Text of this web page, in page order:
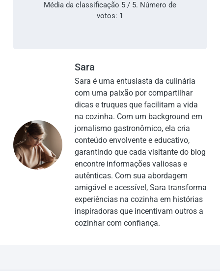
Média da classificação 5 / 5. Número de
votos: 1
Sara
Sara é uma entusiasta da culinária
com uma paixão por compartilhar
dicas e truques que facilitam a vida
na cozinha. Com um background em
jornalismo gastronômico, ela cria
conteúdo envolvente e educativo,
garantindo que cada visitante do blog
encontre informações valiosas e
autênticas. Com sua abordagem
amigável e acessível, Sara transforma
experiências na cozinha em histórias
inspiradoras que incentivam outros a
cozinhar com confiança.